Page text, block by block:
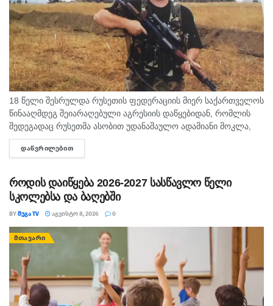
18 წელი შესრულდა რუსეთის ფედერაციის მიერ საქართველოს
წინააღმდეგ შეიარაღებული აგრესიის დაწყებიდან, რომლის
შედეგადაც რუსეთმა ასობით უდანაშაულო ადამიანი მოკლა,
დაიპყრო აფხაზეთი და ცხინვალის რეგიონი. ამ სტატიაში
აგვისტოს გმირი გოგიტა მაკრახიძის შესახებ...
ᲓᲐᲬᲕᲠᲘᲚᲔᲑᲘᲗ
როდის დაიწყება 2026-2027 სასწავლო წელი
სკოლებსა და ბაღებში
BYᲛᲔᲒᲐ TV ᲐᲒᲕᲘᲡᲢᲝ 8, 2026 0
ᲛᲗᲐᲕᲐᲠᲘ